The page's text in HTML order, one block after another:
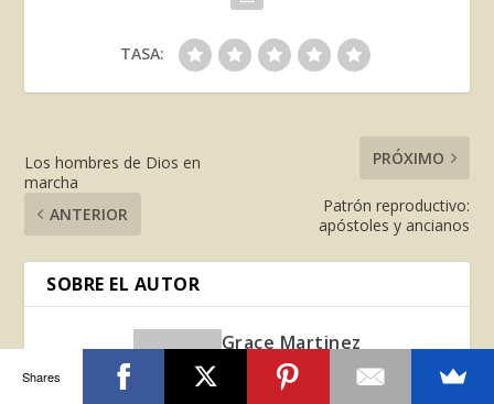
TASA:
Los hombres de Dios en
marcha
ANTERIOR
PRÓXIMO
Patrón reproductivo:
apóstoles y ancianos
SOBRE EL AUTOR
Grace Martinez
Shares